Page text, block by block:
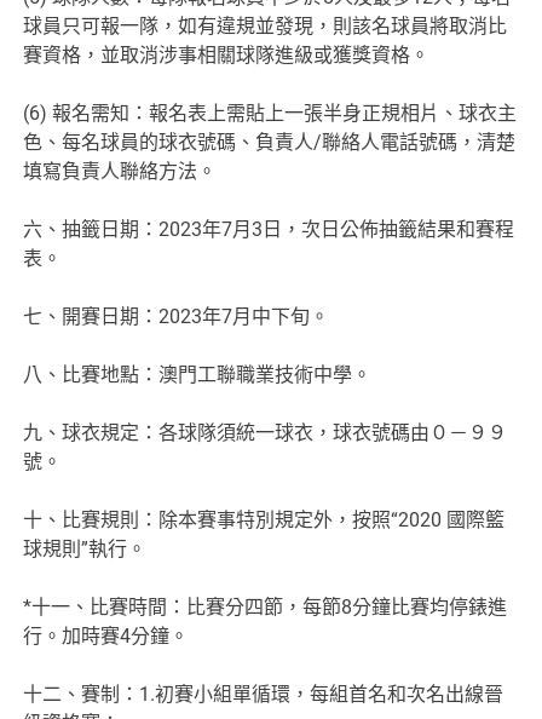
球員只可報一隊，如有違規並發現，則該名球員將取消比
賽資格，並取消涉事相關球隊進級或獲獎資格。
(6) 報名需知：報名表上需貼上一張半身正規相片、球衣主
色、每名球員的球衣號碼、負責人/聯絡人電話號碼，清楚
填寫負責人聯絡方法。
六、抽籤日期：2023年7月3日，次日公佈抽籤結果和賽程
表。
七、開賽日期：2023年7月中下旬。
八、比賽地點：澳門工聯職業技術中學。
九、球衣規定：各球隊須統一球衣，球衣號碼由０－９９
號。
十、比賽規則：除本賽事特別規定外，按照“2020 國際籃
球規則”執行。
*十一、比賽時間：比賽分四節，每節8分鐘比賽均停錶進
行。加時賽4分鐘。
十二、賽制：1.初賽小組單循環，每組首名和次名出線晉